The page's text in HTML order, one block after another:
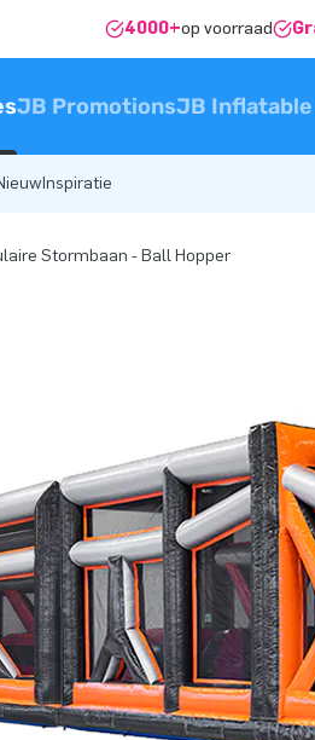
4000+op voorraad
JB PromotionsJB Inflatable
Inspiratie
Stormbaan - Ball Hopper